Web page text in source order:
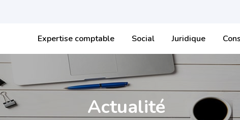
Expertise comptable Social Juridique
Actualité